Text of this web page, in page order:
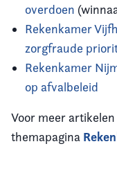
overdoen
Rekenkamer
zorgfraude
Rekenkamer
op afvalbeleid
Voor meer
themapagina